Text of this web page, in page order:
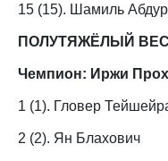
15 (15). Шамиль
ПОЛУТЯЖЁЛЫЙ ВЕС
Чемпион: Иржи
1 (1). Гловер
2 (2). Ян Блахович